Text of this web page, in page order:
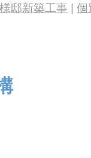
邸新築工事 | 個